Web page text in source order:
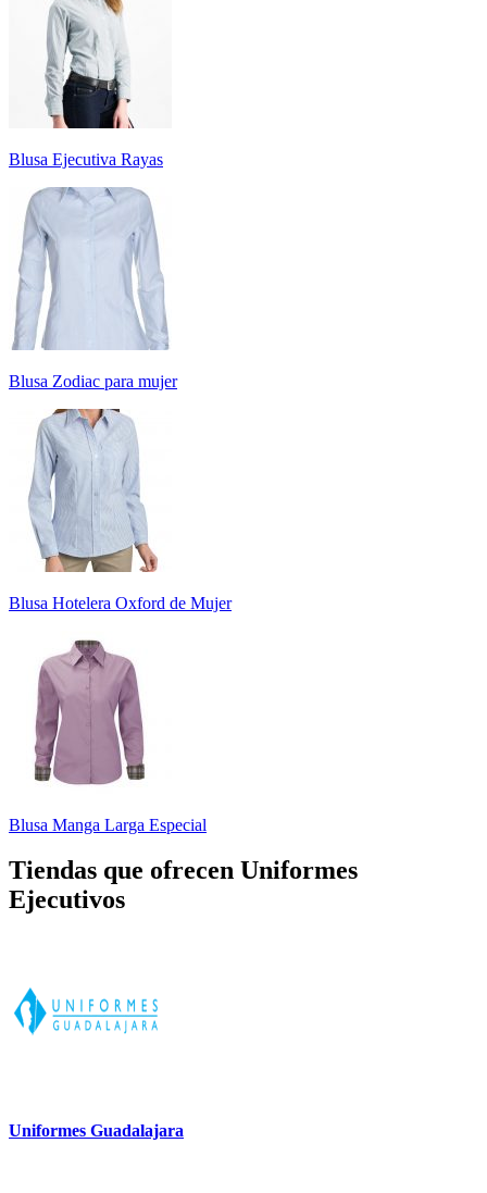
Blusa Ejecutiva Rayas
Blusa Zodiac para mujer
Blusa Hotelera Oxford de Mujer
Blusa Manga Larga Especial
Tiendas que ofrecen Uniformes
Ejecutivos
Uniformes Guadalajara